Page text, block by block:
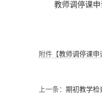
教师调停课申
附件【教师调停课申
上一条： 期初教学检